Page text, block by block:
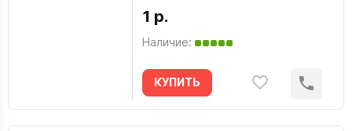
1 р.
Наличие:
КУПИТЬ